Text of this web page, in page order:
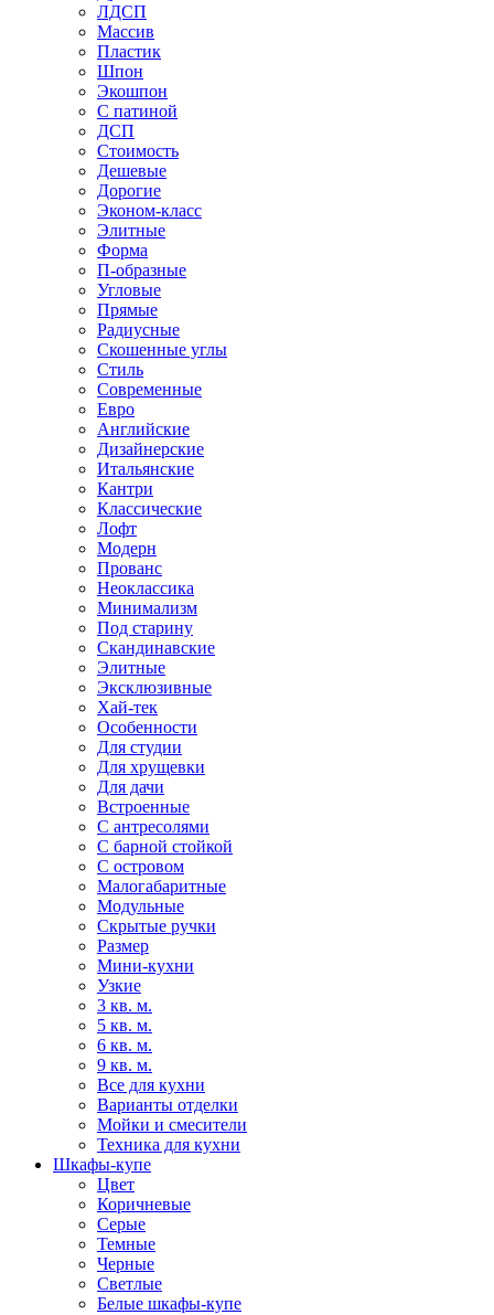
ЛДСП
Массив
Пластик
Шпон
Экошпон
С патиной
ДСП
Стоимость
Дешевые
Дорогие
Эконом-класс
Элитные
Форма
П-образные
Угловые
Прямые
Радиусные
Скошенные углы
Стиль
Современные
Евро
Английские
Дизайнерские
Итальянские
Кантри
Классические
Лофт
Модерн
Прованс
Неоклассика
Минимализм
Под старину
Скандинавские
Элитные
Эксклюзивные
Хай-тек
Особенности
Для студии
Для хрущевки
Для дачи
Встроенные
С антресолями
С барной стойкой
С островом
Малогабаритные
Модульные
Скрытые ручки
Размер
Мини-кухни
Узкие
3 кв. м.
5 кв. м.
6 кв. м.
9 кв. м.
Все для кухни
Варианты отделки
Мойки и смесители
Техника для кухни
Шкафы-купе
Цвет
Коричневые
Серые
Темные
Черные
Светлые
Белые шкафы-купе